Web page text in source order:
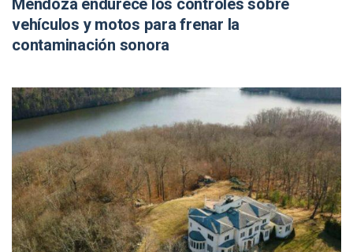
vehículos y motos para frenar la
contaminación sonora